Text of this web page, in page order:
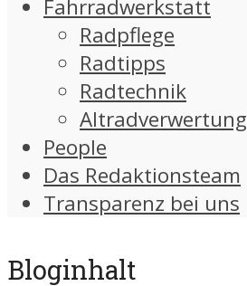
Fahrradwerkstatt
Radpflege
Radtipps
Radtechnik
Altradverwertung
People
Das Redaktionsteam
Transparenz bei uns
Bloginhalt